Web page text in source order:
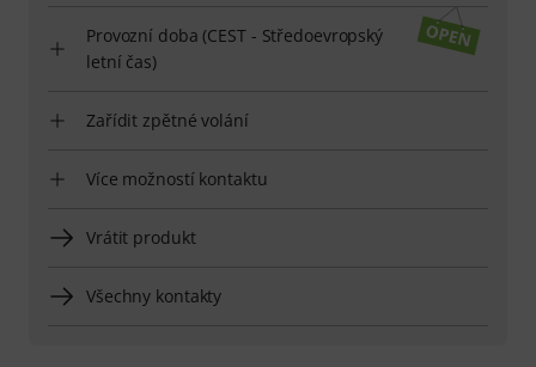
Provozní doba (CEST - Středoevropský
letní čas)
Zařídit zpětné volání
Více možností kontaktu
Vrátit produkt
Všechny kontakty